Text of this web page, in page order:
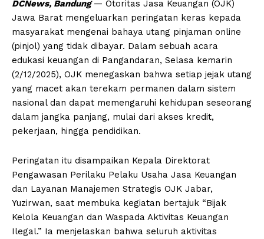
DCNews, Bandung— Otoritas Jasa Keuangan (OJK)
Jawa Barat mengeluarkan peringatan keras kepada
masyarakat mengenai bahaya utang pinjaman online
(pinjol) yang tidak dibayar. Dalam sebuah acara
edukasi keuangan di Pangandaran, Selasa kemarin
(2/12/2025), OJK menegaskan bahwa setiap jejak utang
yang macet akan terekam permanen dalam sistem
nasional dan dapat memengaruhi kehidupan seseorang
dalam jangka panjang, mulai dari akses kredit,
pekerjaan, hingga pendidikan.
Peringatan itu disampaikan Kepala Direktorat
Pengawasan Perilaku Pelaku Usaha Jasa Keuangan
dan Layanan Manajemen Strategis OJK Jabar,
Yuzirwan, saat membuka kegiatan bertajuk “Bijak
Kelola Keuangan dan Waspada Aktivitas Keuangan
Ilegal.” Ia menjelaskan bahwa seluruh aktivitas